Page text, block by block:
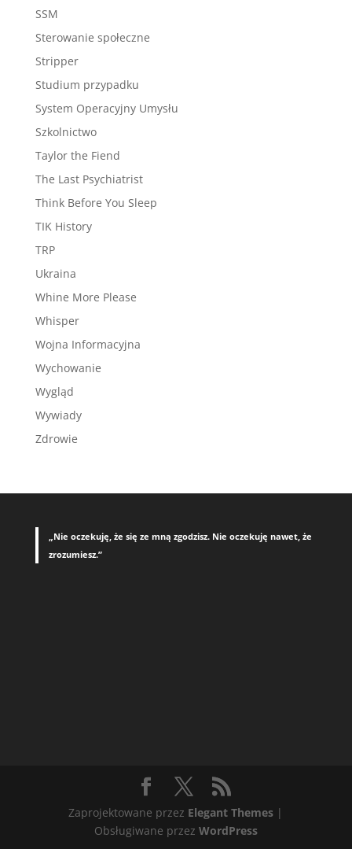
SSM
Sterowanie społeczne
Stripper
Studium przypadku
System Operacyjny Umysłu
Szkolnictwo
Taylor the Fiend
The Last Psychiatrist
Think Before You Sleep
TIK History
TRP
Ukraina
Whine More Please
Whisper
Wojna Informacyjna
Wychowanie
Wygląd
Wywiady
Zdrowie
„Nie oczekuję, że się ze mną zgodzisz. Nie oczekuję nawet, że
zrozumiesz.”
Zaprojektowane przez Elegant Themes |
Obsługiwane przez WordPress